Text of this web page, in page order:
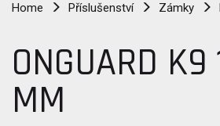
Home Příslušenství Zámky
ONGUARD K9
MM